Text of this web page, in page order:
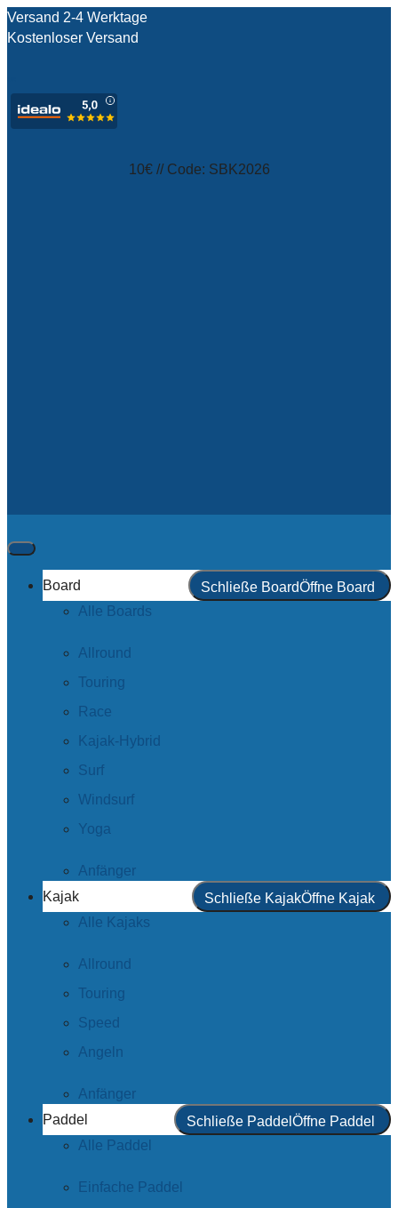
Versand 2-4 Werktage
Kostenloser Versand
10€ // Code: SBK2026
Board Schließe BoardÖffne Board
Alle Boards
Allround
Touring
Race
Kajak-Hybrid
Surf
Windsurf
Yoga
Anfänger
Kajak
Schließe KajakÖffne Kajak
Alle Kajaks
Allround
Touring
Speed
Angeln
Anfänger
Paddel
Schließe Paddel Öffne Paddel
Alle Paddel
Einfache Paddel